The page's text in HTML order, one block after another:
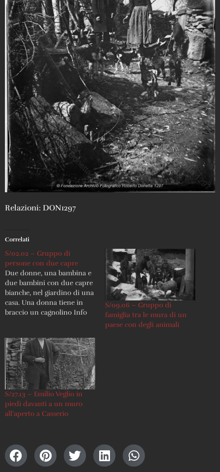
Relazioni: DON1297
Correlati
S/02.02 – Gruppo di
persone con due capre
Due donne, una bambina e
due bambini con due capre
bianche, nel giardino di una
casa. Una donna tiene in
braccio un cagnolino Info
visionabile in loco Iscrizioni:
Sul verso manoscritto a
matita: "120-"
S/09.06 – Gruppo di
famiglia tra le mura di un
paese con degli animali
S/27.13 – Emilio Veglio in
piedi davanti a un muro
all’aperto a Casserio